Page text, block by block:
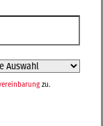
zu.